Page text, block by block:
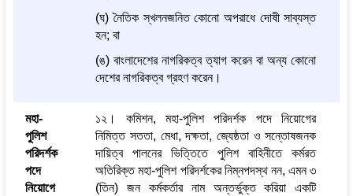
(ঘ) নৈতিক স্খলনজনিত কোনো অপরাধে দোষী সাব্যস্ত
হন; বা
(ঙ) বাংলাদেশের নাগরিকত্ব ত্যাগ করেন বা অন্য কোনো
দেশের নাগরিকত্ব গ্রহণ করেন।
মহা-
পুলিশ
পরিদর্শক
পদে
নিয়োগে
১২। কমিশন, মহা-পুলিশ পরিদর্শক পদে নিয়োগের
নিমিত্ত সততা, মেধা, দক্ষতা, জ্যেষ্ঠতা ও সন্তোষজনক
দায়িত্ব পালনের ভিত্তিতে পুলিশ বাহিনীতে কর্মরত
অতিরিক্ত মহা-পুলিশ পরিদর্শকের নিম্নপদস্থ নন, এমন ৩
(তিন) জন কর্মকর্তার নাম অন্তর্ভুক্ত করিয়া একটি